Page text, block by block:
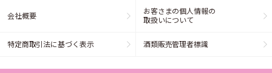
会社概要
お客さまの個人情報の
取扱いについて
特定商取引法に基づく表示 酒類販売管理者標識